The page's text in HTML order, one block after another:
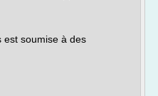
est soumise à des